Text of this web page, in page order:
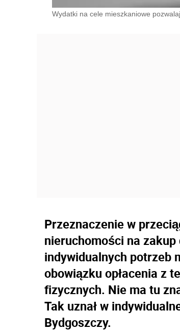
Wydatki na cele mieszkaniowe
Przeznaczenie w
nieruchomości na
indywidualnych potrzeb
obowiązku opłacenia z
fizycznych. Nie ma tu
Tak uznał w
Bydgoszczy.